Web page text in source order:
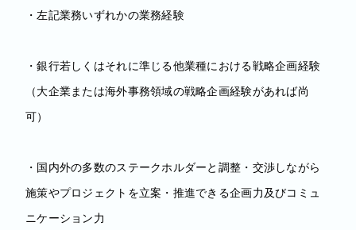
・左記業務いずれかの業務経験
・銀行若しくはそれに準じる他業種における戦略企画経験
（大企業または海外事務領域の戦略企画経験があれば尚
可）
・国内外の多数のステークホルダーと調整・交渉しながら
施策やプロジェクトを立案・推進できる企画力及びコミュ
ニケーション力